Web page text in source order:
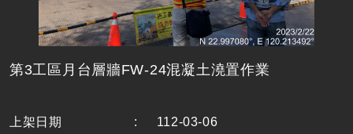
第3工區月台層牆FW-24混凝土澆置作業
上架日期 :
112-03-06